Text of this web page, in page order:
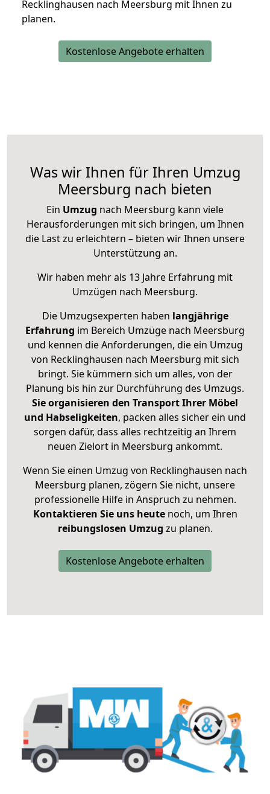
Recklinghausen nach Meersburg mit Ihnen zu
planen.
Kostenlose Angebote erhalten
Was wir Ihnen für Ihren Umzug
Meersburg nach bieten
Ein Umzug nach Meersburg kann viele
Herausforderungen mit sich bringen, um Ihnen
die Last zu erleichtern – bieten wir Ihnen unsere
Unterstützung an.
Wir haben mehr als 13 Jahre Erfahrung mit
Umzügen nach Meersburg.
Die Umzugsexperten haben langjährige
Erfahrung im Bereich Umzüge nach Meersburg
und kennen die Anforderungen, die ein Umzug
von Recklinghausen nach Meersburg mit sich
bringt. Sie kümmern sich um alles, von der
Planung bis hin zur Durchführung des Umzugs.
Sie organisieren den Transport Ihrer Möbel
und Habseligkeiten, packen alles sicher ein und
sorgen dafür, dass alles rechtzeitig an Ihrem
neuen Zielort in Meersburg ankommt.
Wenn Sie einen Umzug von Recklinghausen nach
Meersburg planen, zögern Sie nicht, unsere
professionelle Hilfe in Anspruch zu nehmen.
Kontaktieren Sie uns heutenoch, um Ihren
reibungslosen Umzug zu planen.
Kostenlose Angebote erhalten